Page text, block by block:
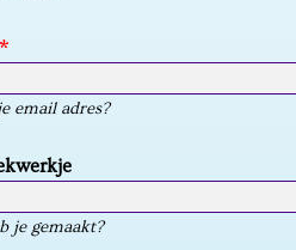
email adres?
je gemaakt?